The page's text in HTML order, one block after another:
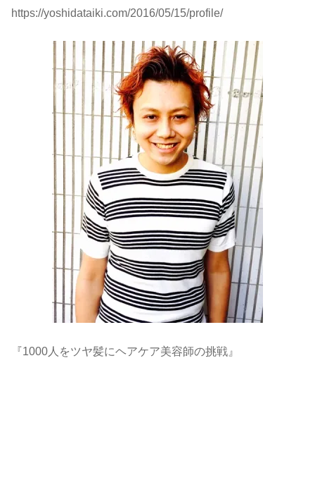
https://yoshidataiki.com/2016/05/15/profile/
『1000人をツヤ髪にヘアケア美容師の挑戦』